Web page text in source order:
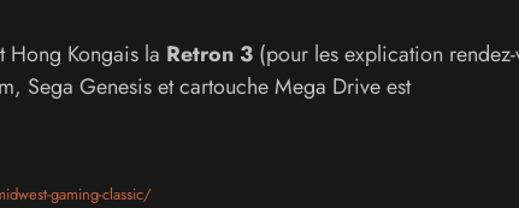
Hong Kongais la Retron 3(pour les explication rendez-
Sega Genesis et cartouche Mega Drive est
gaming-classic/